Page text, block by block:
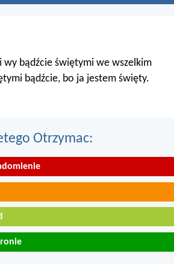
wy bądźcie świętymi we wszelkim
bądźcie, bo ja jestem święty.
Otrzymac: